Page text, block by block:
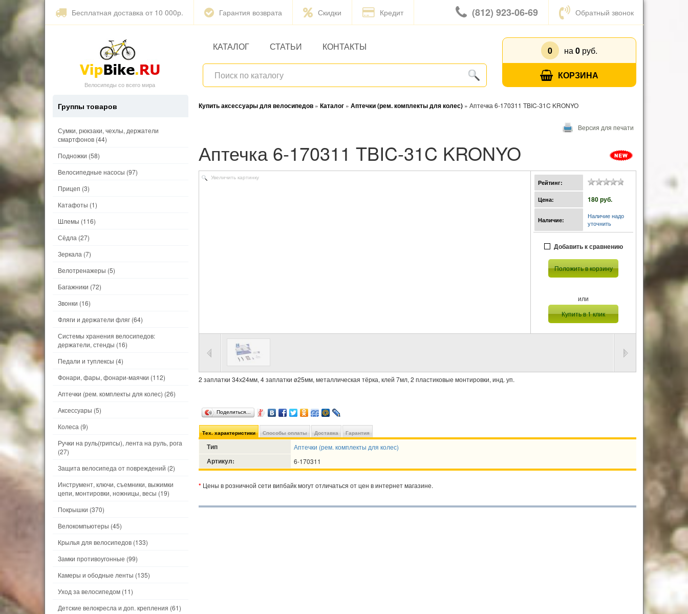
Бесплатная доставка от 10 000р. Гарантия возврата Скидки Кредит (812) 923-06-69 Обратный звонок
Велосипеды со всего мира
КАТАЛОГ СТАТЬИ КОНТАКТЫ 0 на 0руб.
КОРЗИНА
Купить аксессуары для велосипедов » Каталог » Аптечки (рем. комплекты для колес) » Аптечка 6-170311 TBIC-31C KRONYO
Версия для печати
Аптечка 6-170311 TBIC-31C KRONYO
Увеличить картинку
Рейтинг:
Цена: 180 pуб.
Наличие:
Наличие надо
уточнить
Добавить к сравнению
Положить в корзину
или
Купить в 1 клик
2 заплатки 34х24мм, 4 заплатки ø25мм, металлическая тёрка, клей 7мл, 2 пластиковые монтировки, инд. уп.
Поделиться…
Тех. характеристики Способы оплаты Доставка Гарантия
Тип Аптечки (рем. комплекты для колес)
Артикул: 6-170311
* Цены в розничной сети випбайк могут отличаться от цен в интернет магазине.
Группы товаров
Сумки, рюкзаки, чехлы, держатели
смартфонов (44)
Подножки (58)
Велосипедные насосы (97)
Прицеп (3)
Катафоты (1)
Шлемы (116)
Сёдла (27)
Зеркала (7)
Велотренажеры (5)
Багажники (72)
Звонки (16)
Фляги и держатели фляг (64)
Системы хранения велосипедов:
держатели, стенды (16)
Педали и туплексы (4)
Фонари, фары, фонари-маячки (112)
Аптечки (рем. комплекты для колес) (26)
Аксессуары (5)
Колеса (9)
Ручки на руль(грипсы), лента на руль, рога
(27)
Защита велосипеда от повреждений (2)
Инструмент, ключи, съемники, выжимки
цепи, монтировки, ножницы, весы (19)
Покрышки (370)
Велокомпьютеры (45)
Крылья для велосипедов (133)
Замки противоугонные (99)
Камеры и ободные ленты (135)
Уход за велосипедом (11)
Детские велокресла и доп. крепления (61)